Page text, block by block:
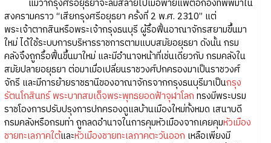
แม้ว่ากรุงศรีอยุธยาจะล่มสลายไปเมื่อพ่ายแพ้ต่อกองทัพพม่าใน
สงครามคราว “เสียกรุงศรีอยุธยา ครั้งที่ 2 พ.ศ. 2310” แต่
พระเจ้าตากสินหรือพระเจ้ากรุงธนบุรี ผู้รื้อฟื้นอาณาจักรสยามขึ้นมา
ใหม่ ได้ใช้ระบบการบริหารราชการตามแบบสมัยอยุธยา ดังนั้น กรม
คลังจึงถูกรื้อฟื้นขึ้นมาใหม่ และมีอำนาจหน้าที่เช่นเดียวกับ กรมคลังใน
สมัยปลายอยุธยา ต่อมาเมื่อเปลี่ยนราชวงศ์ปกครองมาเป็นราชวงศ์
จักรี และมีการย้ายราชธานีของอาณาจักรจากกรุงธนบุรีมาเป็นกรุง
รัตนโกสินทร์ พระบาทสมเด็จพระพุทธยอดฟ้าจุฬาโลก ทรงมีพระบรม
ราชโองการปรับปรุงการปกครองดูแลบ้านเมืองใหม่ทั้งหมด เสนาบดี
กรมคลังหรือกรมท่า ถูกลดอำนาจในการคุมหัวเมืองจากเคยคุมหัวเมือง
ชายทะเลภาคใต้และหัวเมืองชายทะเลภาคตะวันออก เหลือเพียงมี